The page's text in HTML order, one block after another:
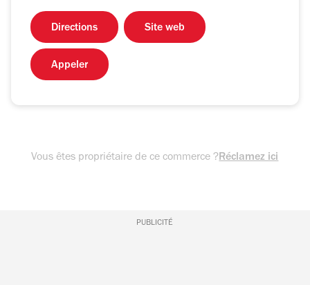
Directions Site web
Appeler
Vous êtes propriétaire de ce commerce ?Réclamez ici
PUBLICITÉ